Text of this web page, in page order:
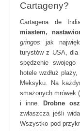
Cartageny?
Cartagena de
miastem,
gringos jak
turystów z USA, dla
spędzenie
hotele wzdłuż
Meksyku. Na
smażonych mrówek
i inne.
Drobne
zwłaszcza jeśli
Wszystko pod